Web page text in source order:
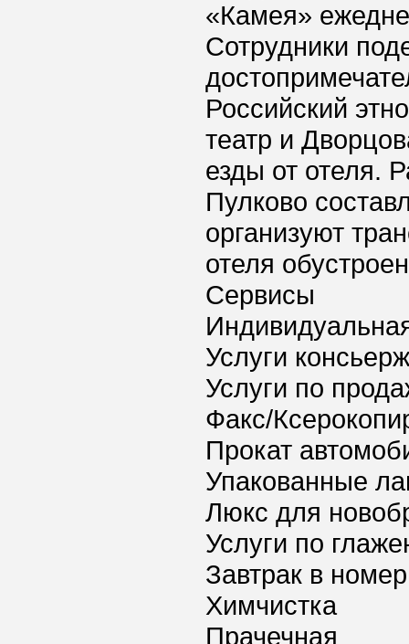
«Камея»
Сотрудники
Российский
театр и
езды от отеля.
Пулково
организуют
отеля
Сервисы
Услуги
Услуги по
Факс/
Прокат
Упакованные
Люкс для
Услуги по
Завтрак в номер
Химчистка
Прачечная